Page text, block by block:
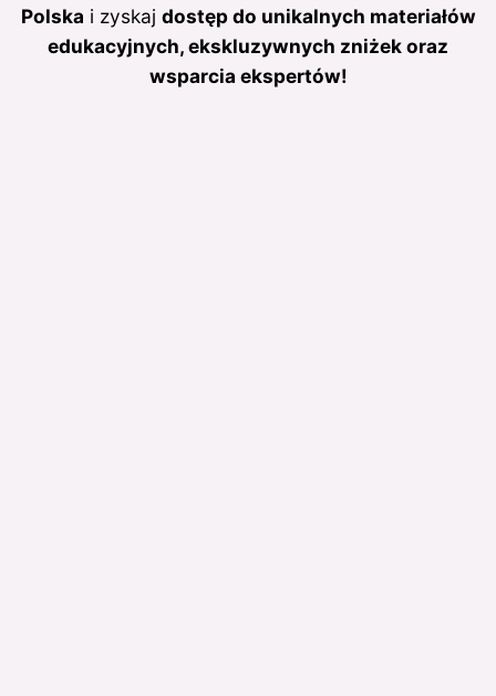
Polska i zyskaj dostęp do unikalnych materiałów
edukacyjnych, ekskluzywnych zniżek oraz
wsparcia ekspertów!